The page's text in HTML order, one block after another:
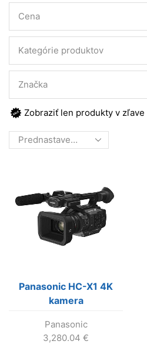
Cena
Kategórie produktov
Značka
Zobraziť len produkty v zľave
Panasonic HC-X1 4K
kamera
Panasonic
3,280.04 €